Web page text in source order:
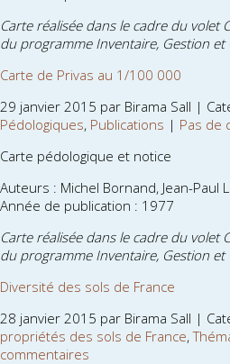
Carte réalisée dans le cadre du volet
du programme Inventaire, Gestion et
Carte de Privas au 1/100 000
29 janvier 2015 par Birama Sall |
Pédologiques, Publications | Pas de
Carte pédologique et notice
Auteurs : Michel Bornand, Jean-Paul
Année de publication : 1977
Carte réalisée dans le cadre du volet
du programme Inventaire, Gestion et
Diversité des sols de France
28 janvier 2015 par Birama Sall |
propriétés des sols de France,
commentaires